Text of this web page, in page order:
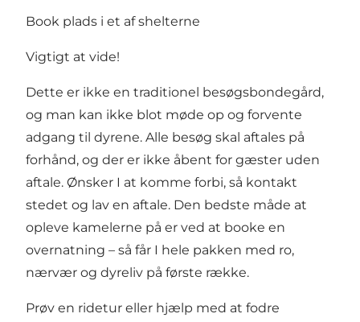
Book plads i et af shelterne
Vigtigt at vide!
Dette er ikke en traditionel besøgsbondegård,
og man kan ikke blot møde op og forvente
adgang til dyrene. Alle besøg skal aftales på
forhånd, og der er ikke åbent for gæster uden
aftale. Ønsker I at komme forbi, så kontakt
stedet og lav en aftale. Den bedste måde at
opleve kamelerne på er ved at booke en
overnatning – så får I hele pakken med ro,
nærvær og dyreliv på første række.
Prøv en ridetur eller hjælp med at fodre